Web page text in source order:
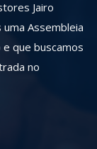
Jairo
Assembleia
que buscamos
no